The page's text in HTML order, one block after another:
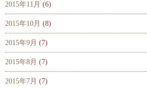
2015年11月 (6)
2015年10月 (8)
2015年9月 (7)
2015年8月 (7)
2015年7月 (7)